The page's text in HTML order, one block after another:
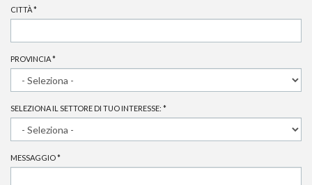
CITTÀ*
PROVINCIA*
SELEZIONA IL SETTORE DI TUO INTERESSE: *
MESSAGGIO*